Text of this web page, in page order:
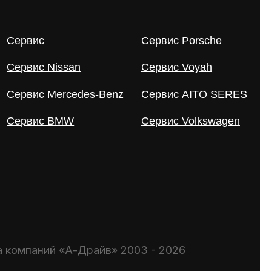
информационный характер и не являются
подробной информации о продуктах, услугах и их